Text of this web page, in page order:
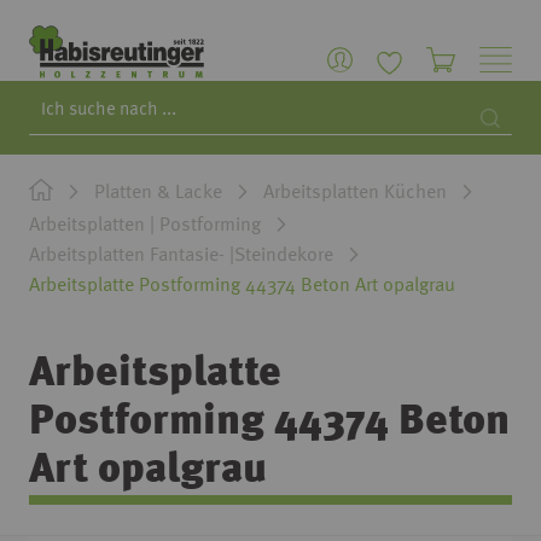
Platten & Lacke
Arbeitsplatten Küchen
Arbeitsplatten | Postforming
Arbeitsplatten Fantasie- |Steindekore
Arbeitsplatte Postforming 44374 Beton Art opalgrau
Arbeitsplatte
Postforming 44374 Beton
Art opalgrau